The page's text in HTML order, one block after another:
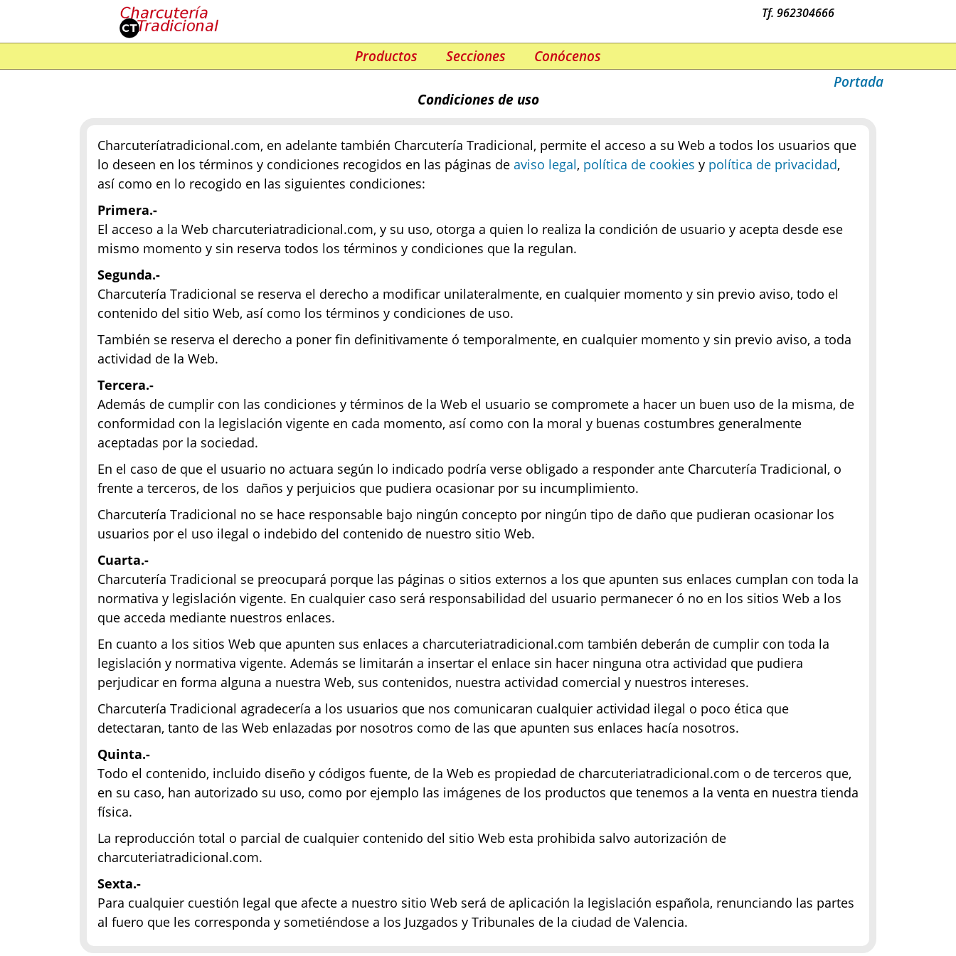
Tf. 962304666
Productos Secciones
Conócenos
Portada
Condiciones de uso
Charcuteríatradicional.com, en adelante también Charcutería Tradicional, permite el acceso a su Web a todos los usuarios que
lo deseen en los términos y condiciones recogidos en las páginas de aviso legal, política de cookies y política de privacidad,
así como en lo recogido en las siguientes condiciones:
Primera.-
El acceso a la Web charcuteriatradicional.com, y su uso, otorga a quien lo realiza la condición de usuario y acepta desde ese
mismo momento y sin reserva todos los términos y condiciones que la regulan.
Segunda.-
Charcutería Tradicional se reserva el derecho a modificar unilateralmente, en cualquier momento y sin previo aviso, todo el
contenido del sitio Web, así como los términos y condiciones de uso.
También se reserva el derecho a poner fin definitivamente ó temporalmente, en cualquier momento y sin previo aviso, a toda
actividad de la Web.
Tercera.-
Además de cumplir con las condiciones y términos de la Web el usuario se compromete a hacer un buen uso de la misma, de
conformidad con la legislación vigente en cada momento, así como con la moral y buenas costumbres generalmente
aceptadas por la sociedad.
En el caso de que el usuario no actuara según lo indicado podría verse obligado a responder ante Charcutería Tradicional, o
frente a terceros, de los daños y perjuicios que pudiera ocasionar por su incumplimiento.
Charcutería Tradicional no se hace responsable bajo ningún concepto por ningún tipo de daño que pudieran ocasionar los
usuarios por el uso ilegal o indebido del contenido de nuestro sitio Web.
Cuarta.-
Charcutería Tradicional se preocupará porque las páginas o sitios externos a los que apunten sus enlaces cumplan con toda la
normativa y legislación vigente. En cualquier caso será responsabilidad del usuario permanecer ó no en los sitios Web a los
que acceda mediante nuestros enlaces.
En cuanto a los sitios Web que apunten sus enlaces a charcuteriatradicional.com también deberán de cumplir con toda la
legislación y normativa vigente. Además se limitarán a insertar el enlace sin hacer ninguna otra actividad que pudiera
perjudicar en forma alguna a nuestra Web, sus contenidos, nuestra actividad comercial y nuestros intereses.
Charcutería Tradicional agradecería a los usuarios que nos comunicaran cualquier actividad ilegal o poco ética que
detectaran, tanto de las Web enlazadas por nosotros como de las que apunten sus enlaces hacía nosotros.
Quinta.-
Todo el contenido, incluido diseño y códigos fuente, de la Web es propiedad de charcuteriatradicional.com o de terceros que,
en su caso, han autorizado su uso, como por ejemplo las imágenes de los productos que tenemos a la venta en nuestra tienda
física.
La reproducción total o parcial de cualquier contenido del sitio Web esta prohibida salvo autorización de
charcuteriatradicional.com.
Sexta.-
Para cualquier cuestión legal que afecte a nuestro sitio Web será de aplicación la legislación española, renunciando las partes
al fuero que les corresponda y sometiéndose a los Juzgados y Tribunales de la ciudad de Valencia.